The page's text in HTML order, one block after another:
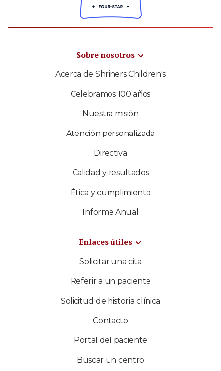
Sobre nosotros
Acerca de Shriners Children's
Celebramos 100 años
Nuestra misión
Atención personalizada
Directiva
Calidad y resultados
Ética y cumplimiento
Informe Anual
Enlaces útiles
Solicitar una cita
Referir a un paciente
Solicitud de historia clínica
Contacto
Portal del paciente
Buscar un centro